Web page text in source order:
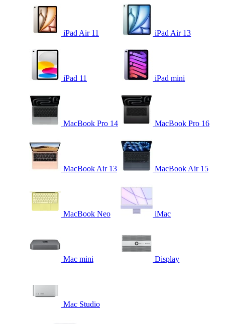
iPad Air 11 iPad Air 13
iPad 11 iPad mini
MacBook Pro 14 MacBook Pro 16
MacBook Air 13 MacBook Air 15
MacBook Neo iMac
Mac mini Display
Mac Studio